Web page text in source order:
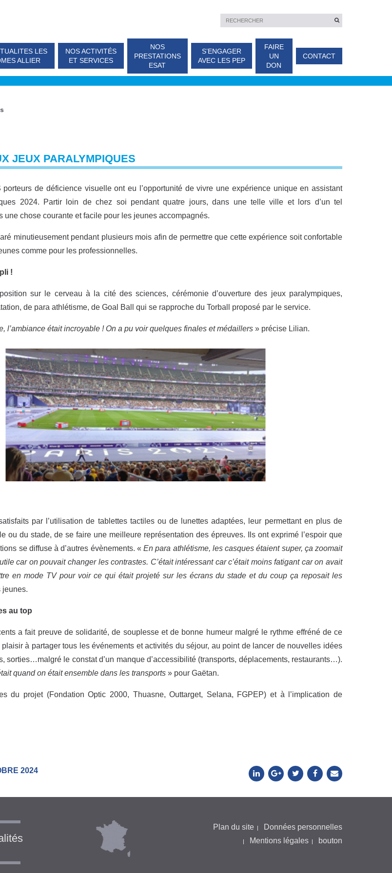
LES
ALLIER
NOS ACTIVITÉS
ET SERVICES
NOS
PRESTATIONS
ESAT
S’ENGAGER
AVEC LES PEP
FAIRE
UN
DON
CONTACT
JEUX PARALYMPIQUES
de déficience visuelle ont eu l’opportunité de vivre une expérience unique en assistant
2024. Partir loin de chez soi pendant quatre jours, dans une telle ville et lors d’un tel
une chose courante et facile pour les jeunes accompagnés.
minutieusement pendant plusieurs mois afin de permettre que cette expérience soit confortable
comme pour les professionnelles.
!
sur le cerveau à la cité des sciences, cérémonie d’ouverture des jeux paralympiques,
de para athlétisme, de Goal Ball qui se rapproche du Torball proposé par le service.
l’ambiance était incroyable ! On a pu voir quelques finales et médaillers » précise Lilian.
par l’utilisation de tablettes tactiles ou de lunettes adaptées, leur permettant en plus de
ou du stade, de se faire une meilleure représentation des épreuves. Ils ont exprimé l’espoir que
se diffuse à d’autres évènements. « En para athlétisme, les casques étaient super, ça zoomait
car on pouvait changer les contrastes. C’était intéressant car c’était moins fatigant car on avait
en mode TV pour voir ce qui était projeté sur les écrans du stade et du coup ça reposait les
jeunes.
au top
a fait preuve de solidarité, de souplesse et de bonne humeur malgré le rythme effréné de ce
à partager tous les événements et activités du séjour, au point de lancer de nouvelles idées
sorties…malgré le constat d’un manque d’accessibilité (transports, déplacements, restaurants…).
quand on était ensemble dans les transports » pour Gaëtan.
du projet (Fondation Optic 2000, Thuasne, Outtarget, Selana, FGPEP) et à l’implication de
2024
Plan du site
Données personnelles
Mentions légales
bouton